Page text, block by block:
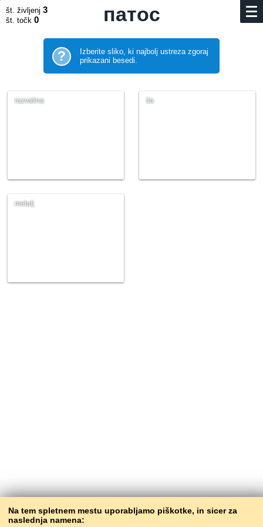
Na tem spletnem mestu uporabljamo piškotke, in sicer za
naslednja namena:
št. življenj 3
št. točk 0 патос
?
Izberite sliko, ki najbolj ustreza zgoraj
prikazani besedi.
razvalina tla
metulj